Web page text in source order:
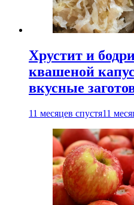
Хрустит и
квашеной
вкусные
11 месяцев спустя11